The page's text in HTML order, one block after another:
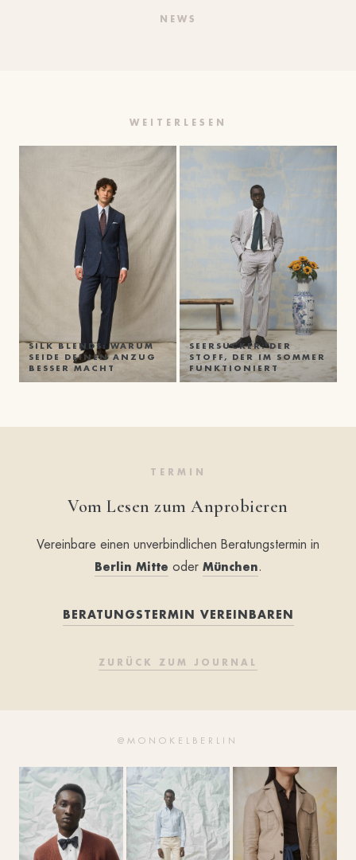
NEWS
WEITERLESEN
SILK BLENDS: WARUM
SEIDE DEINEN ANZUG
BESSER MACHT
SEERSUCKER: DER
STOFF, DER IM SOMMER
FUNKTIONIERT
TERMIN
Vom Lesen zum Anprobieren
Vereinbare einen unverbindlichen Beratungstermin in
Berlin Mitte oder München.
BERATUNGSTERMIN VEREINBAREN
ZURÜCK ZUM JOURNAL
@MONOKELBERLIN